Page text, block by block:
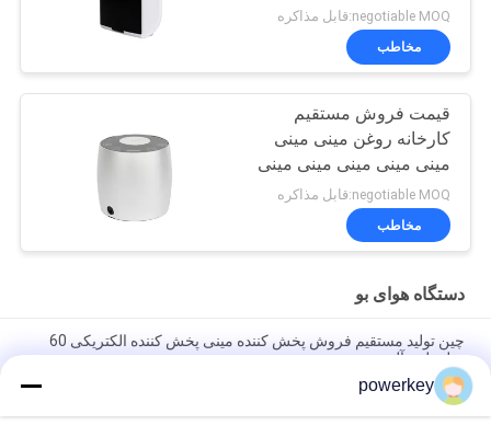
عطر
negotiable MOQ:قابل مذاکره
مخاطب
قیمت فروش مستقیم
کارخانه روغن مینی مینی
مینی مینی مینی مینی مینی
مینی 60 میلی لیتر
آلومینیوم
negotiable MOQ:قابل مذاکره
مخاطب
دستگاه هوای بو
چین تولید مستقیم فروش پخش کننده مینی پخش کننده الکتریکی 60
میلی لیتر آلومینیوم
لیتر آلومینیوم
powerkey